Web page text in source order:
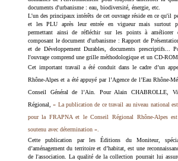
documents d'urbanisme : eau, biodiversité, énergie, etc.
L'un des principaux intérêts de cet ouvrage réside en ce qu'il
et les PLU après leur entrée en vigueur mais surtout
permettant ainsi de réfléchir sur les points à améliorer
composant le document d'urbanisme : Rapport de
et de Développement Durables, documents prescriptifs...
l'ouvrage comprend une grille méthodologique et un CD-
Cet important travail a été conduit dans le cadre d’un
Rhône-Alpes et a été appuyé par l’Agence de l’Eau Rhône-
Conseil Général de l’Ain. Pour Alain CHABROLLE,
Régional,« La publication de ce travail au niveau national est
pour la FRAPNA et le Conseil Régional Rhône-Alpes
soutenu avec détermination ».
Cette publication par les Éditions du Moniteur,
d’aménagement du territoire et d’habitat, est une
de l'association. La qualité de la collection pourrait lui